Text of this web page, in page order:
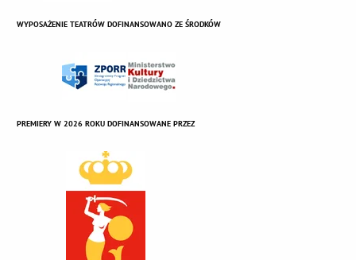
WYPOSAŻENIE TEATRÓW DOFINANSOWANO ZE ŚRODKÓW
PREMIERY W 2026 ROKU DOFINANSOWANE PRZEZ